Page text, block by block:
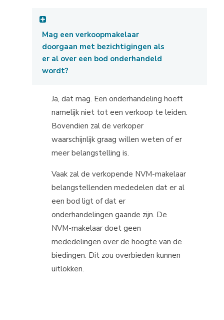
Mag een verkoopmakelaar
doorgaan met bezichtigingen als
er al over een bod onderhandeld
wordt?
Ja, dat mag. Een onderhandeling hoeft
namelijk niet tot een verkoop te leiden.
Bovendien zal de verkoper
waarschijnlijk graag willen weten of er
meer belangstelling is.
Vaak zal de verkopende NVM-makelaar
belangstellenden mededelen dat er al
een bod ligt of dat er
onderhandelingen gaande zijn. De
NVM-makelaar doet geen
mededelingen over de hoogte van de
biedingen. Dit zou overbieden kunnen
uitlokken.